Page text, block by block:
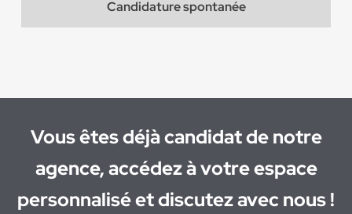
Candidature spontanée
Vous êtes déjà candidat de notre
agence, accédez à votre espace
personnalisé et discutez avec nous !